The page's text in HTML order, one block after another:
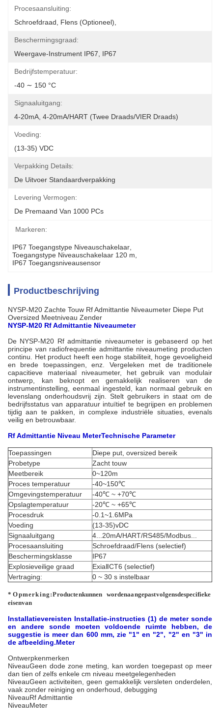
Procesaansluiting:
Schroefdraad, Flens (optioneel),
Beschermingsgraad:
Weergave-Instrument IP67, IP67
Bedrijfstemperatuur:
-40 ∼ 150 °C
Signaaluitgang:
4-20mA, 4-20mA/HART (Twee Draads/VIER Draads)
Voeding:
(13-35) VDC
Verpakking Details:
De Uitvoer Standaardverpakking
Levering Vermogen:
De Premaand Van 1000 PCs
Markeren:
IP67 Toegangstype Niveauschakelaar
Toegangstype Niveauschakelaar 120 m
IP67 Toegangsniveausensor
Productbeschrijving
NYSP-M20 Zachte Touw Rf Admittantie Niveaumeter Diepe Put
Oversized Meetniveau Zender
NYSP-M20 Rf Admittantie Niveaumeter
De NYSP-M20 Rf admittantie niveaumeter is gebaseerd op het
principe van radiofrequentie admittantie niveaumeting producten
continu. Het product heeft een hoge stabiliteit, hoge gevoeligheid
en brede toepassingen, enz. Vergeleken met de traditionele
capacitieve materiaal niveaumeter, het gebruik van modulair
ontwerp, kan beknopt en gemakkelijk realiseren van de
instrumentinstelling, eenmaal ingesteld, kan normaal gebruik en
levenslang onderhoudsvrij zijn. Stelt gebruikers in staat om de
bedrijfsstatus van apparatuur intuïtief te begrijpen en problemen
tijdig aan te pakken, in complexe industriële situaties, evenals
veilig en betrouwbaar.
Rf Admittantie Niveau MeterTechnische Parameter
Toepassingen
Diepe put, oversized bereik
Probetype
Zacht touw
Meetbereik
0~120m
Proces temperatuur
-40~150℃
Omgevingstemperatuur
-40℃ ~ +70℃
Opslagtemperatuur
-20℃ ~ +65℃
Procesdruk
-0.1~1.6MPa
Voeding
(13-35)vDC
Signaaluitgang
4...20mA/HART/RS485/Modbus...
Procesaansluiting
Schroefdraad/Flens (selectief)
Beschermingsklasse
IP67
Explosieveilige graad
ExiaⅡCT6 (selectief)
Vertraging:
0 ~ 30 s instelbaar
* Opmerking:Productenkunnen wordenaangepastvolgensdespecifieke
eisenvan
Installatievereisten Installatie-instructies (1) de meter sonde
en andere sonde moeten voldoende ruimte hebben, de
suggestie is meer dan 600 mm, zie "1" en "2", "2" en "3" in
de afbeelding.Meter
Ontwerpkenmerken
NiveauGeen dode zone meting, kan worden toegepast op meer
dan tien of zelfs enkele cm niveau meetgelegenheden
NiveauGeen activiteiten, geen gemakkelijk versleten onderdelen,
vaak zonder reiniging en onderhoud, debugging
NiveauRf Admittantie
NiveauMeter